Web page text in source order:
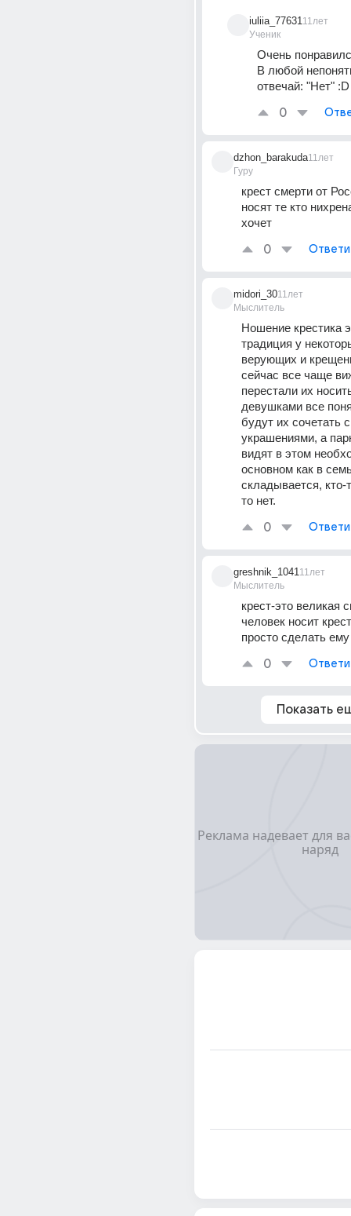
iuliia_77631
Ученик
11лет
Очень
В любой
отвечай: "Нет" :D
0
dzhon_barakuda
Гуру
11лет
крест смерти от
носят те кто
хочет
0
midori_30
Мыслитель
11лет
Ношение крестика
традиция у
верующих и
сейчас все чаще
перестали их
девушками все
будут их сочетать
украшениями, а
видят в этом
основном как в
складывается, кто-
то нет.
0
greshnik_1041
Мыслитель
11лет
крест-это великая
человек носит
просто сделать
0
Показать